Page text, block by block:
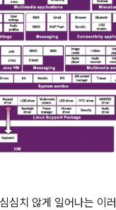
심치 않게 일어나는 이